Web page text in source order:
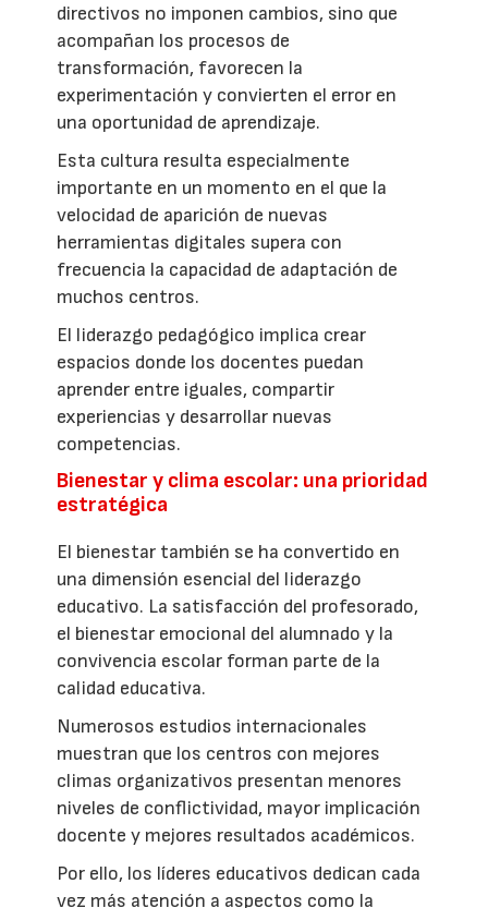
directivos no imponen cambios, sino que
acompañan los procesos de
transformación, favorecen la
experimentación y convierten el error en
una oportunidad de aprendizaje.
Esta cultura resulta especialmente
importante en un momento en el que la
velocidad de aparición de nuevas
herramientas digitales supera con
frecuencia la capacidad de adaptación de
muchos centros.
El liderazgo pedagógico implica crear
espacios donde los docentes puedan
aprender entre iguales, compartir
experiencias y desarrollar nuevas
competencias.
Bienestar y clima escolar: una prioridad
estratégica
El bienestar también se ha convertido en
una dimensión esencial del liderazgo
educativo. La satisfacción del profesorado,
el bienestar emocional del alumnado y la
convivencia escolar forman parte de la
calidad educativa.
Numerosos estudios internacionales
muestran que los centros con mejores
climas organizativos presentan menores
niveles de conflictividad, mayor implicación
docente y mejores resultados académicos.
Por ello, los líderes educativos dedican cada
vez más atención a aspectos como la